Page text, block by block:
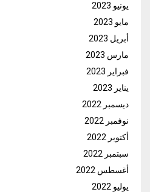
يونيو 2023
مايو 2023
أبريل 2023
مارس 2023
فبراير 2023
يناير 2023
ديسمبر 2022
نوفمبر 2022
أكتوبر 2022
سبتمبر 2022
أغسطس 2022
يوليو 2022